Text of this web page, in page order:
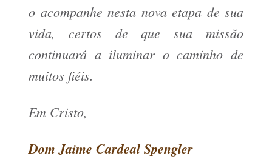
o acompanhe nesta nova etapa de sua
vida, certos de que sua missão
continuará a iluminar o caminho de
muitos fiéis.
Em Cristo,
Dom Jaime Cardeal Spengler